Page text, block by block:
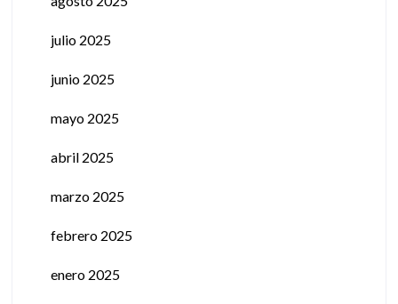
julio 2025
junio 2025
mayo 2025
abril 2025
marzo 2025
febrero 2025
enero 2025